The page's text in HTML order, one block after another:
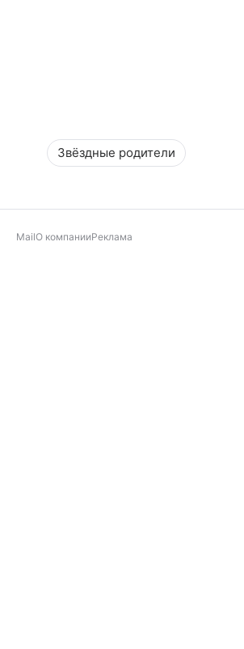
Звёздные родители
MailО компанииРеклама